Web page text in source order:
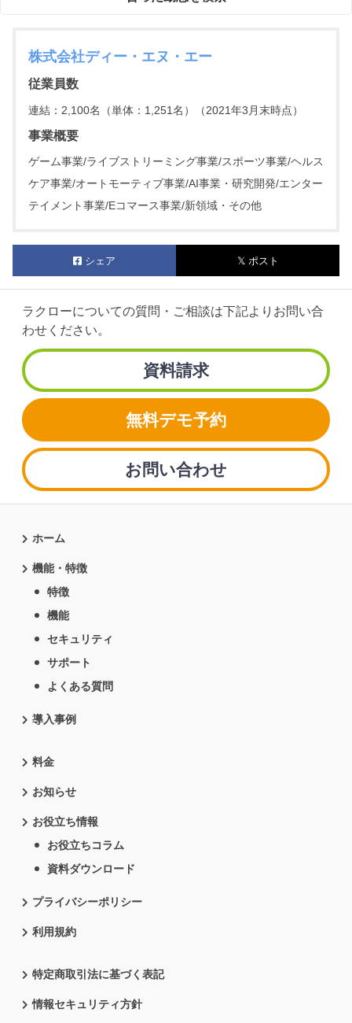
株式会社ディー・エヌ・エー
従業員数
連結：2,100名（単体：1,251名）（2021年3月末時点）
事業概要
ゲーム事業/ライブストリーミング事業/スポーツ事業/ヘルス
ケア事業/オートモーティブ事業/AI事業・研究開発/エンター
テイメント事業/Eコマース事業/新領域・その他
シェア 𝕏 ポスト
ラクローについての質問・ご相談は下記よりお問い合
わせください。
資料請求
無料デモ予約
お問い合わせ
ホーム
機能・特徴
特徴
機能
セキュリティ
サポート
よくある質問
導入事例
料金
お知らせ
お役立ち情報
お役立ちコラム
資料ダウンロード
プライバシーポリシー
利用規約
特定商取引法に基づく表記
情報セキュリティ方針